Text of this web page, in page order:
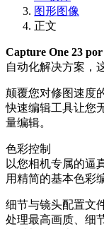
图形图像
正文
Capture One 23
自动化解决方案，
颠覆您对修图速度
快速编辑工具让您
量编辑。
色彩控制
以您相机专属的逼
用精简的基本色彩
细节与镜头配置文
处理最高画质、细